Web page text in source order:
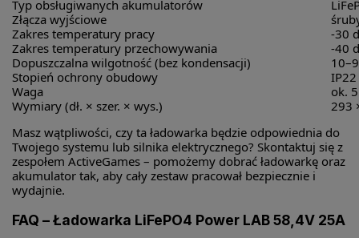
Typ obsługiwanych akumulatorów
Złącza wyjściowe
Zakres temperatury pracy
-30
Zakres temperatury przechowywania
-40
Dopuszczalna wilgotność (bez kondensacji)
Stopień ochrony obudowy
IP22
Waga
ok.
Wymiary (dł. × szer. × wys.)
293
Masz wątpliwości, czy ta ładowarka będzie odpowiednia do
Twojego systemu lub silnika elektrycznego? Skontaktuj się z
zespołem ActiveGames – pomożemy dobrać ładowarkę oraz
akumulator tak, aby cały zestaw pracował bezpiecznie i
wydajnie.
FAQ – Ładowarka LiFePO4 Power LAB 58,4V 25A